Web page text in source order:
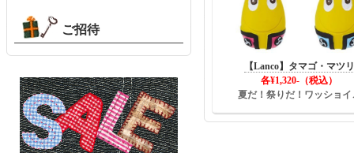
【Lanco】タマゴ・マツリ
各¥1,320-（税込）
夏だ！祭りだ！ワッショ
ご招待